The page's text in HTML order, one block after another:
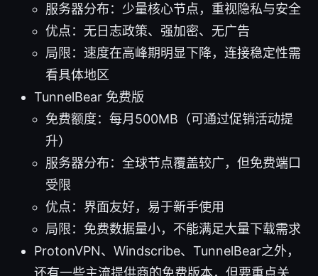
服务器分布：少量核心节点，重视隐私与安全
优点：无日志政策、强加密、无广告
局限：速度在高峰期明显下降，连接稳定性需
看具体地区
TunnelBear 免费版
免费额度：每月500MB（可通过促销活动提
升）
服务器分布：全球节点覆盖较广，但免费端口
受限
优点：界面友好，易于新手使用
局限：免费数据量小，不能满足大量下载需求
ProtonVPN、Windscribe、TunnelBear之外，
还有一些主流提供商的免费版本，但要重点关